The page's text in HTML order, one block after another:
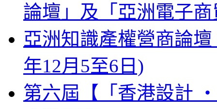
論壇」及「亞洲電子商
亞洲知識產權營商論壇
年12月5至6日)
第六屆【「香港設計